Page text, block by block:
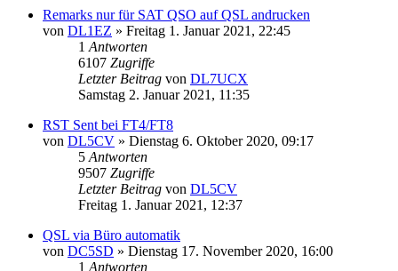
Remarks nur für SAT QSO auf QSL andrucken
von DL1EZ » Freitag 1. Januar 2021, 22:45
1 Antworten
6107 Zugriffe
Letzter Beitrag von DL7UCX
Samstag 2. Januar 2021, 11:35
RST Sent bei FT4/FT8
von DL5CV » Dienstag 6. Oktober 2020, 09:17
5 Antworten
9507 Zugriffe
Letzter Beitrag von DL5CV
Freitag 1. Januar 2021, 12:37
QSL via Büro automatik
von DC5SD » Dienstag 17. November 2020, 16:00
1 Antworten